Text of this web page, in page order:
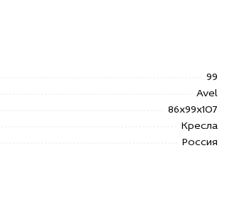
99
Avel
86x99x107
Кресла
Россия